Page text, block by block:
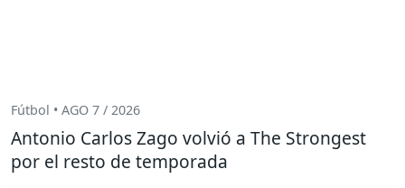
Fútbol • AGO 7 / 2026
Antonio Carlos Zago volvió a The Strongest
por el resto de temporada